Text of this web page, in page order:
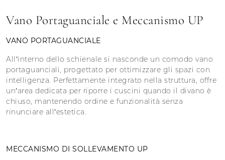
Vano Portaguanciale e Meccanismo UP
VANO PORTAGUANCIALE
All’interno dello schienale si nasconde un comodo vano
portaguanciali, progettato per ottimizzare gli spazi con
intelligenza. Perfettamente integrato nella struttura, offre
un’area dedicata per riporre i cuscini quando il divano è
chiuso, mantenendo ordine e funzionalità senza
rinunciare all’estetica.
MECCANISMO DI SOLLEVAMENTO UP